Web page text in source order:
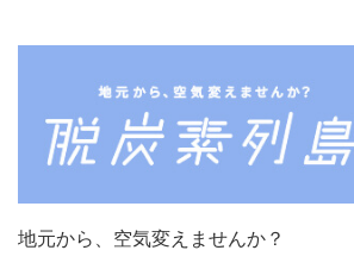
地元から、空気変えませんか？